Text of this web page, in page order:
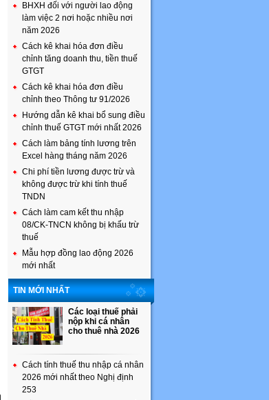
BHXH đối với người lao động
làm việc 2 nơi hoặc nhiều nơi
năm 2026
Cách kê khai hóa đơn điều
chỉnh tăng doanh thu, tiền thuế
GTGT
Cách kê khai hóa đơn điều
chỉnh theo Thông tư 91/2026
Hướng dẫn kê khai bổ sung điều
chỉnh thuế GTGT mới nhất 2026
Cách làm bảng tính lương trên
Excel hàng tháng năm 2026
Chi phí tiền lương được trừ và
không được trừ khi tính thuế
TNDN
Cách làm cam kết thu nhập
08/CK-TNCN không bị khấu trừ
thuế
Mẫu hợp đồng lao động 2026
mới nhất
TIN MỚI NHẤT
Các loại thuế phải
nộp khi cá nhân
cho thuê nhà 2026
Cách tính thuế thu nhập cá nhân
2026 mới nhất theo Nghị định
253